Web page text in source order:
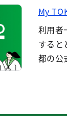
My
利用者
すると
都の公